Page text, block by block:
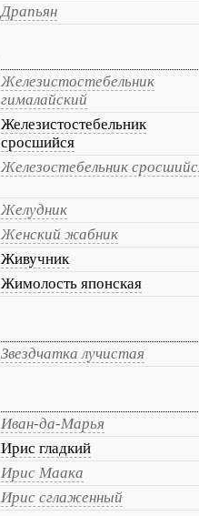
Драпьян
Железистостебельник
гималайский
Железистостебельник
сросшийся
Железостебельник
Желудник
Женский жабник
Живучник
Жимолость японская
Звездчатка лучистая
Иван-да-Марья
Ирис гладкий
Ирис Маака
Ирис сглаженный